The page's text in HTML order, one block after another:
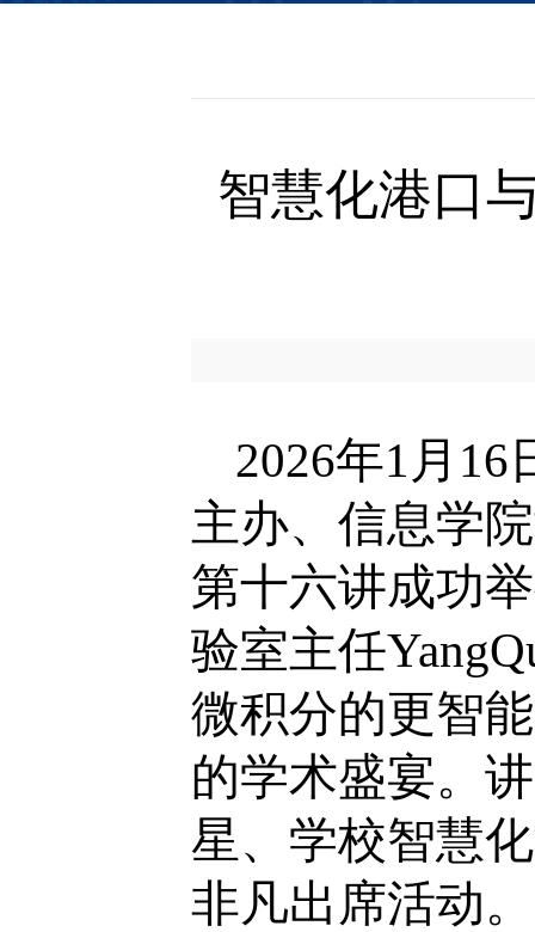
智慧化港口
2026年1 月 16
主办、信息学
第十六讲成功
验室主任
微积分的更智
的学术盛宴。
星、 学校智慧
非凡出席活动。